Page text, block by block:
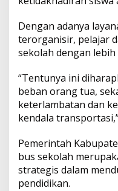
Dengan adanya
terorganisir, pelajar
sekolah dengan
“Tentunya ini
beban orang tua,
keterlambatan dan
kendala
Pemerintah
bus sekolah
strategis dalam
pendidikan.